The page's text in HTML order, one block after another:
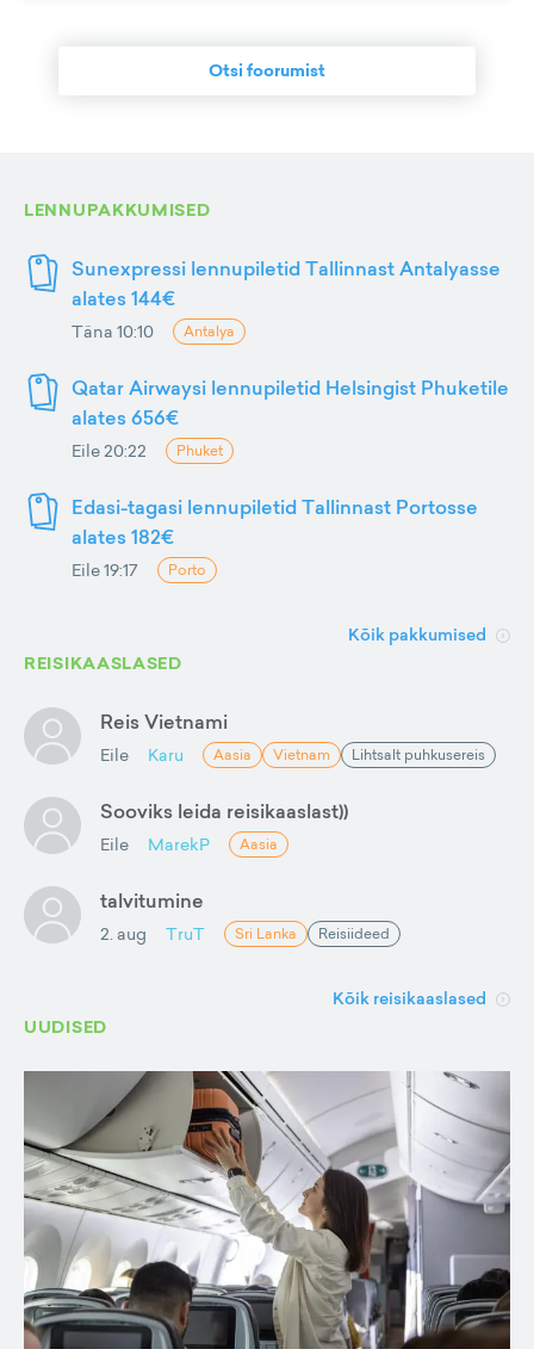
Otsi foorumist
LENNUPAKKUMISED
Sunexpressi lennupiletid Tallinnast Antalyasse
alates 144€
Täna 10:10 Antalya
Qatar Airwaysi lennupiletid Helsingist Phuketile
alates 656€
Eile 20:22 Phuket
Edasi-tagasi lennupiletid Tallinnast Portosse
alates 182€
Eile 19:17 Porto
Kõik pakkumised
REISIKAASLASED
Reis Vietnami
Eile Karu Aasia Vietnam Lihtsalt puhkusereis
Sooviks leida reisikaaslast))
Eile MarekP Aasia
talvitumine
2. aug TruT Sri Lanka Reisiideed
Kõik reisikaaslased
UUDISED